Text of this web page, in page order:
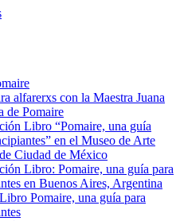
alfarerxs con la Maestra Juana
de Pomaire
Libro “Pomaire, una guía
en el Museo de Arte
Ciudad de México
Libro: Pomaire, una guía para
en Buenos Aires, Argentina
Pomaire, una guía para